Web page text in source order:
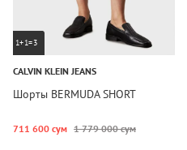
1+1=3
CALVIN KLEIN JEANS
Шорты BERMUDA SHORT
711 600 сум 1 779 000 сум